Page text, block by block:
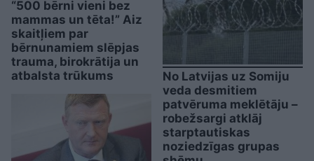
“500 bērni vieni bez
mammas un tēta!” Aiz
skaitļiem par
bērnunamiem slēpjas
trauma, birokrātija un
atbalsta trūkums
No Latvijas uz Somiju
veda desmitiem
patvēruma meklētāju –
robežsargi atklāj
starptautiskas
noziedzīgas grupas